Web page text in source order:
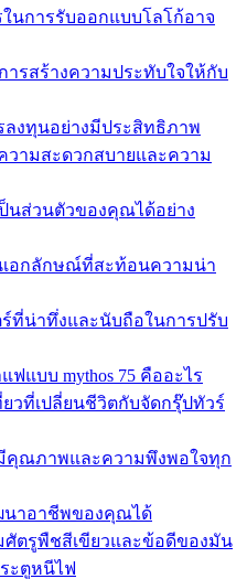
ในการรับออกแบบโลโก้อาจ
รสร้างความประทับใจให้กับ
รลงทุนอย่างมีประสิทธิภาพ
วามสะดวกสบายและความ
นส่วนตัวของคุณได้อย่าง
เอกลักษณ์ที่สะท้อนความน่า
ที่น่าทึ่งและนับถือในการปรับ
แบบ mythos 75 คืออะไร
วที่เปลี่ยนชีวิตกับจัดกรุ๊ปทัวร์
คุณภาพและความพึงพอใจทุก
นาอาชีพของคุณได้
ศัตรูพืชสีเขียวและข้อดีของมัน
ะตูหนีไฟ